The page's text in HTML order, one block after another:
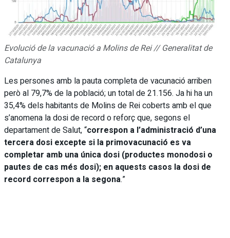
Evolució de la vacunació a Molins de Rei // Generalitat de
Catalunya
Les persones amb la pauta completa de vacunació arriben
però al 79,7% de la població; un total de 21.156. Ja hi ha un
35,4% dels habitants de Molins de Rei coberts amb el que
s’anomena la dosi de record o reforç que, segons el
departament de Salut, “correspon a l’administració d’una
tercera dosi excepte si la primovacunació es va
completar amb una única dosi (productes monodosi o
pautes de cas més dosi); en aquests casos la dosi de
record correspon a la segona.”